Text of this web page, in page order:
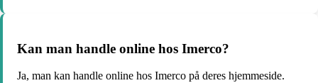
Kan man handle online hos Imerco?
Ja, man kan handle online hos Imerco på deres hjemmeside.